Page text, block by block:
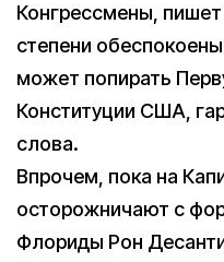
Конгрессмены,
степени
может попирать
Конституции США,
слова.
Впрочем, пока на
осторожничают с
Флориды Рон